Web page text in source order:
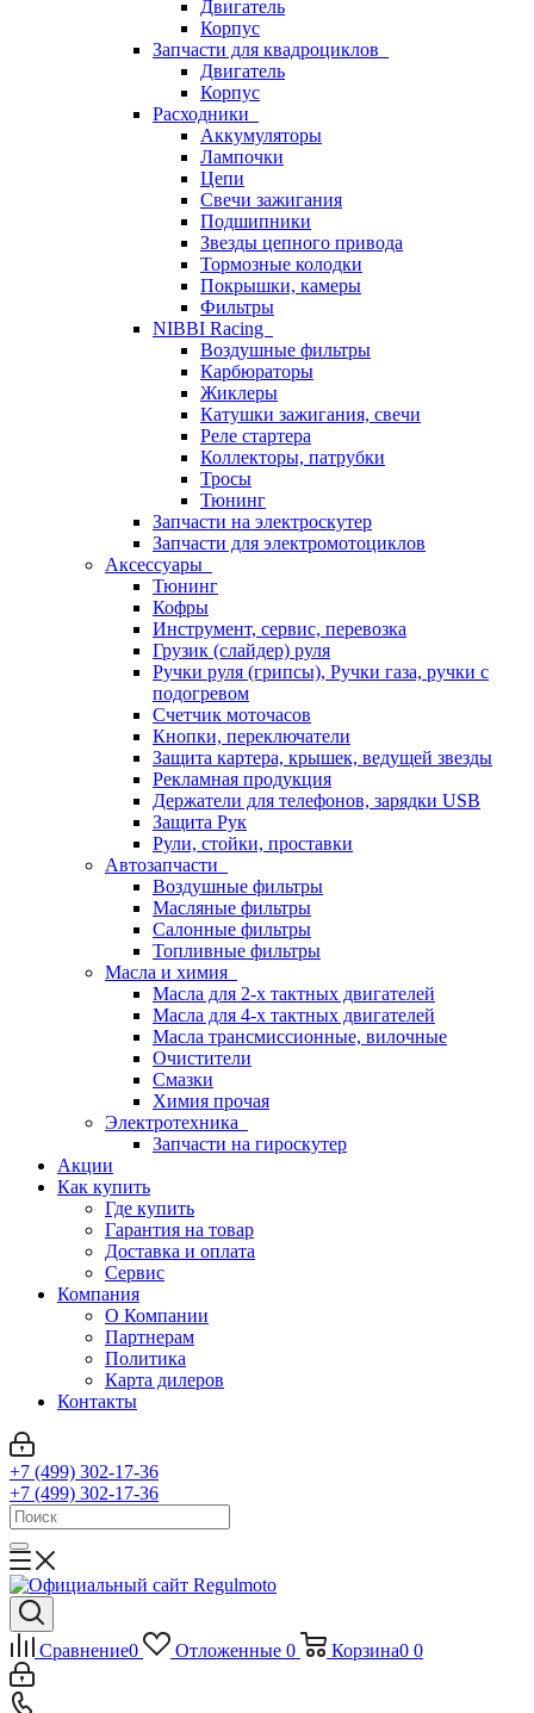
Двигатель
Корпус
Запчасти для квадроциклов
Двигатель
Корпус
Расходники
Аккумуляторы
Лампочки
Цепи
Свечи зажигания
Подшипники
Звезды цепного привода
Тормозные колодки
Покрышки, камеры
Фильтры
NIBBI Racing
Воздушные фильтры
Карбюраторы
Жиклеры
Катушки зажигания, свечи
Реле стартера
Коллекторы, патрубки
Тросы
Тюнинг
Запчасти на электроскутер
Запчасти для электромотоциклов
Аксессуары
Тюнинг
Кофры
Инструмент, сервис, перевозка
Грузик (слайдер) руля
Ручки руля (грипсы), Ручки газа, ручки с
подогревом
Счетчик моточасов
Кнопки, переключатели
Защита картера, крышек, ведущей звезды
Рекламная продукция
Держатели для телефонов, зарядки USB
Защита Рук
Рули, стойки, проставки
Автозапчасти
Воздушные фильтры
Масляные фильтры
Салонные фильтры
Топливные фильтры
Масла и химия
Масла для 2-х тактных двигателей
Масла для 4-х тактных двигателей
Масла трансмиссионные, вилочные
Очистители
Смазки
Химия прочая
Электротехника
Запчасти на гироскутер
Акции
Как купить
Где купить
Гарантия на товар
Доставка и оплата
Сервис
Компания
О Компании
Партнерам
Политика
Карта дилеров
Контакты
+7 (499) 302-17-36
+7 (499) 302-17-36
Сравнение0 Отложенные 0 Корзина0 0